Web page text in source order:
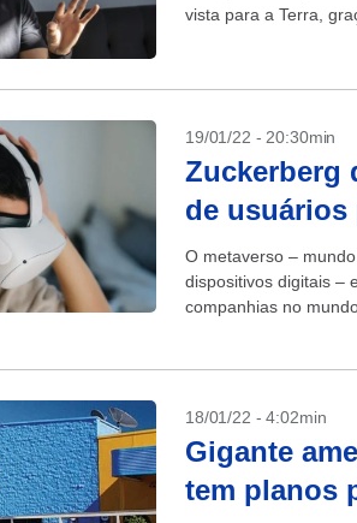
vista para a Terra,
19/01/22 - 20:30min
Zuckerberg
de usuários
O metaverso –
dispositivos digitais –
companhias no
18/01/22 - 4:02min
Gigante
tem planos